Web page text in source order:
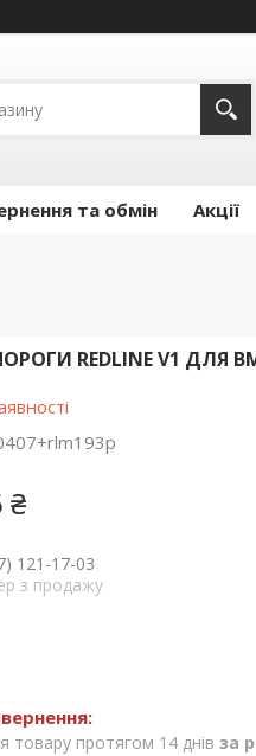
та обмін Акції
REDLINE V1 ДЛЯ
₴
121-17-03
з продажу
товару протягом 14 днів за